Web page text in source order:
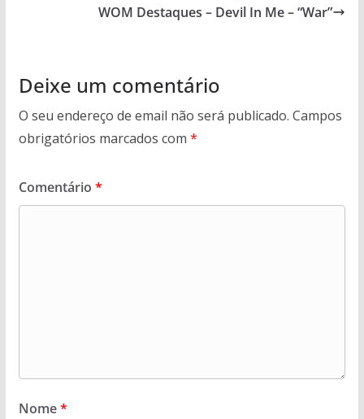
WOM Destaques – Devil In Me – “War”
Deixe um comentário
O seu endereço de email não será publicado. Campos
obrigatórios marcados com *
Comentário *
Nome*